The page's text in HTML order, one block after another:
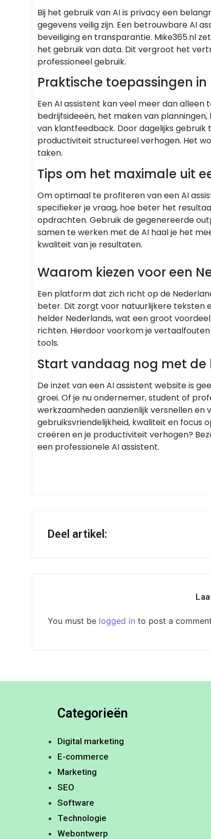
Bij het gebruik van AI is privacy een
gegevens veilig zijn. Een betrouwbare AI
beveiliging en transparantie. Mike365.nl
het gebruik van data. Dit vergroot het
professioneel gebruik.
Praktische toepassingen
Een AI assistent kan veel meer dan
bedrijfsideeën, het maken van
van klantfeedback. Door dagelijks
productiviteit structureel verhogen. Het
taken.
Tips om het maximale uit
Om optimaal te profiteren van een AI
specifieker je vraag, hoe beter het
opdrachten. Gebruik de gegenereerde
samen te werken met de AI haal je het
kwaliteit van je resultaten.
Waarom kiezen voor een
Een platform dat zich richt op de
beter. Dit zorgt voor natuurlijkere teksten
helder Nederlands, wat een groot
richten. Hierdoor voorkom je
tools.
Start vandaag nog met de
De inzet van een AI assistent website is
groei. Of je nu ondernemer, student of
werkzaamheden aanzienlijk versnellen
gebruiksvriendelijkheid, kwaliteit en focus
creëren en je productiviteit verhogen?
een professionele AI assistent.
Deel artikel:
You must be logged in to post a
Categorieën
Digital marketing
E-commerce
Marketing
SEO
Software
Technologie
Webontwerp